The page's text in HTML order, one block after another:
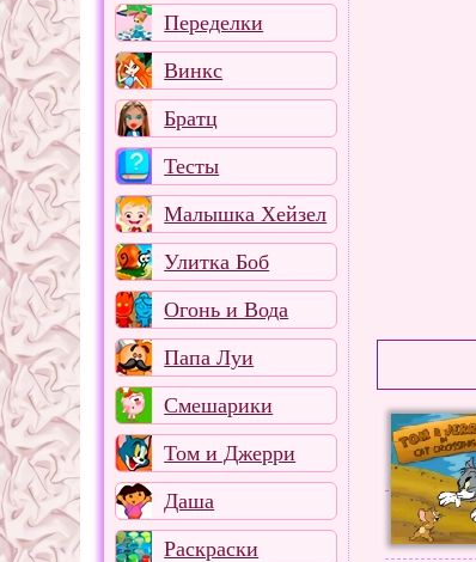
Переделки
Винкс
Братц
Тесты
Малышка Хейзел
Улитка Боб
Огонь и Вода
Папа Луи
Смешарики
Том и Джерри
Даша
Раскраски